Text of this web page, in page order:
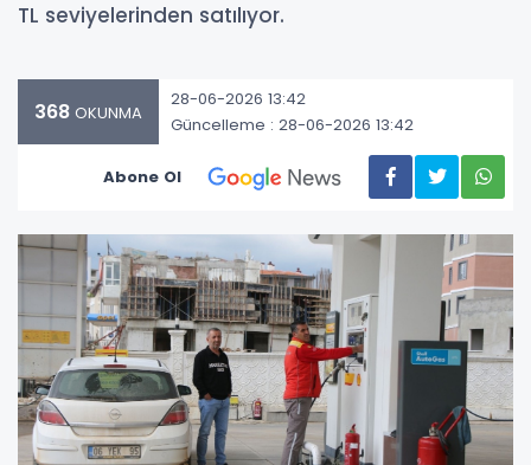
TL seviyelerinden satılıyor.
368 OKUNMA
28-06-2026 13:42
Güncelleme : 28-06-2026 13:42
Abone Ol